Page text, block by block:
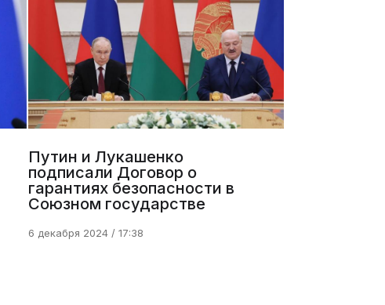
Путин и Лукашенко
подписали Договор о
гарантиях безопасности в
Союзном государстве
6 декабря 2024 / 17:38